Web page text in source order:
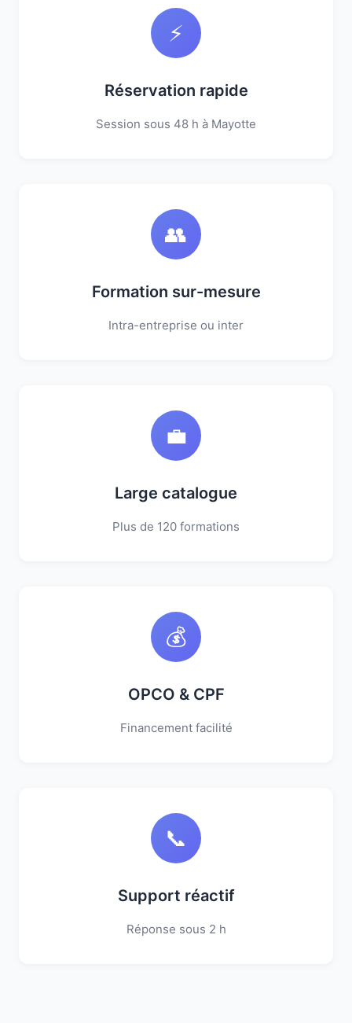
⚡
Réservation rapide
Session sous 48 h à Mayotte
👥
Formation sur-mesure
Intra-entreprise ou inter
💼
Large catalogue
Plus de 120 formations
💰
OPCO & CPF
Financement facilité
📞
Support réactif
Réponse sous 2 h